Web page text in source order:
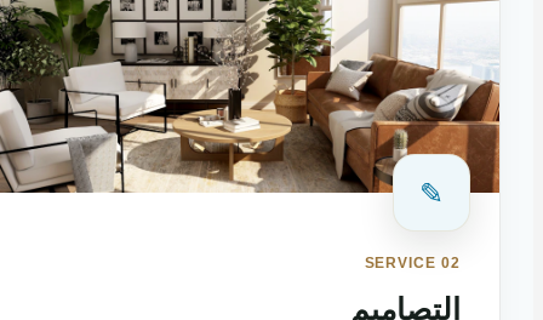
✎
SERVICE 02
التصاميم